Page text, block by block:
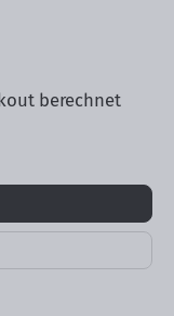
berechnet